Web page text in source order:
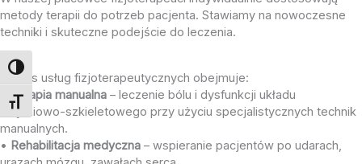
Toggle High Contrast
Toggle Font size
metody terapii do potrzeb pacjenta. Stawiamy na nowoczesne
techniki i skuteczne podejście do leczenia.
Zakres usług fizjoterapeutycznych obejmuje:
Terapia manualna – leczenie bólu i dysfunkcji układu
mięśniowo-szkieletowego przy użyciu specjalistycznych technik
manualnych.
• Rehabilitacja medyczna – wspieranie pacjentów po udarach,